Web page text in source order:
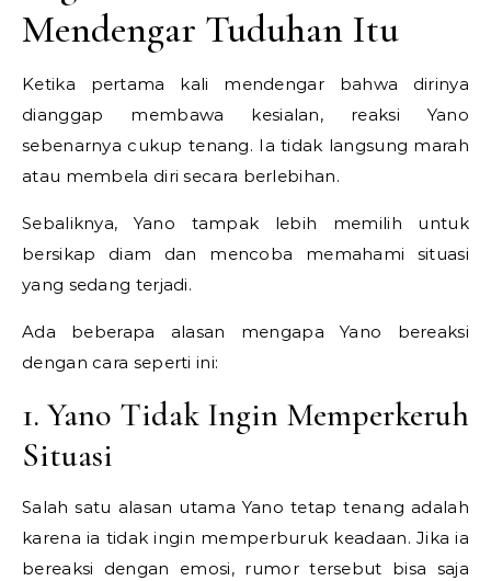
Mendengar Tuduhan Itu
Ketika pertama kali mendengar bahwa dirinya
dianggap membawa kesialan, reaksi Yano
sebenarnya cukup tenang. Ia tidak langsung marah
atau membela diri secara berlebihan.
Sebaliknya, Yano tampak lebih memilih untuk
bersikap diam dan mencoba memahami situasi
yang sedang terjadi.
Ada beberapa alasan mengapa Yano bereaksi
dengan cara seperti ini:
1. Yano Tidak Ingin Memperkeruh
Situasi
Salah satu alasan utama Yano tetap tenang adalah
karena ia tidak ingin memperburuk keadaan. Jika ia
bereaksi dengan emosi, rumor tersebut bisa saja